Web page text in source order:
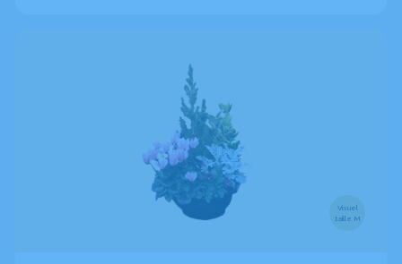
Visuel
taille M